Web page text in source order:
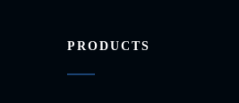
PRODUCTS